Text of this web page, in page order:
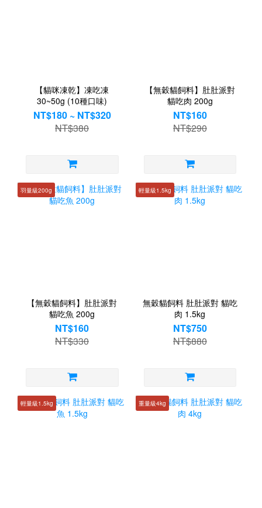
【貓咪凍乾】凍吃凍
30~50g (10種口味)
NT$180 ~ NT$320
NT$380
【無穀貓飼料】肚肚派對
貓吃肉 200g
NT$160
NT$290
羽量級200g
【無穀貓飼料】肚肚派對
貓吃魚 200g
NT$160
NT$330
輕量級1.5kg
無穀貓飼料 肚肚派對 貓吃
肉 1.5kg
NT$750
NT$880
輕量級1.5kg 重量級4kg